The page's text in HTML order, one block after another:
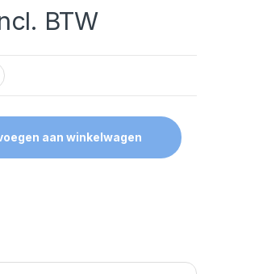
BTW
aan winkelwagen